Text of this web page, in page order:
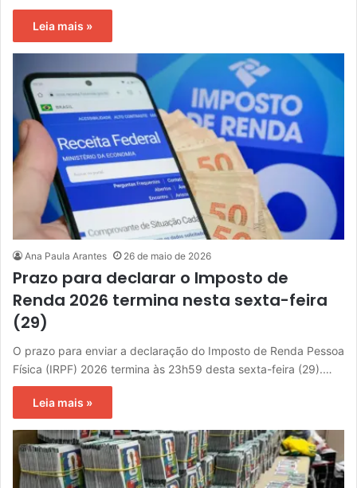
Leia mais »
Ana Paula Arantes 26 de maio de 2026
Prazo para declarar o Imposto de
Renda 2026 termina nesta sexta-feira
(29)
O prazo para enviar a declaração do Imposto de Renda Pessoa
Física (IRPF) 2026 termina às 23h59 desta sexta-feira (29).…
Leia mais »